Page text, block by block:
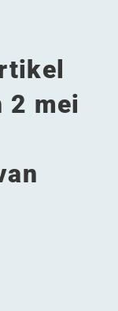
2 mei